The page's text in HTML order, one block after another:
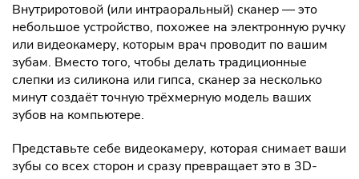
Внутриротовой (или интраоральный) сканер — это
небольшое устройство, похожее на электронную ручку
или видеокамеру, которым врач проводит по вашим
зубам. Вместо того, чтобы делать традиционные
слепки из силикона или гипса, сканер за несколько
минут создаёт точную трёхмерную модель ваших
зубов на компьютере.
Представьте себе видеокамеру, которая снимает ваши
зубы со всех сторон и сразу превращает это в 3D-